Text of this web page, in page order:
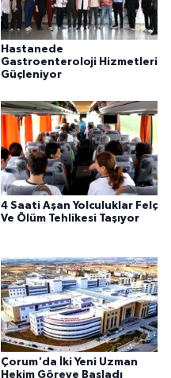
Hastanede
Gastroenteroloji Hizmetleri
Güçleniyor
4 Saati Aşan Yolculuklar Felç
Ve Ölüm Tehlikesi Taşıyor
Çorum'da İki Yeni Uzman
Hekim Göreve Başladı